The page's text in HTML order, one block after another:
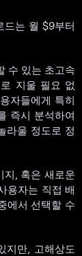
드는 월 $9부터
수 있는 초고속
지울 필요 없
자들에게 특히
즉시 분석하여
라울 정도로 정
지, 혹은 새로운
용자는 직접 배
에서 선택할 수
지만, 고해상도